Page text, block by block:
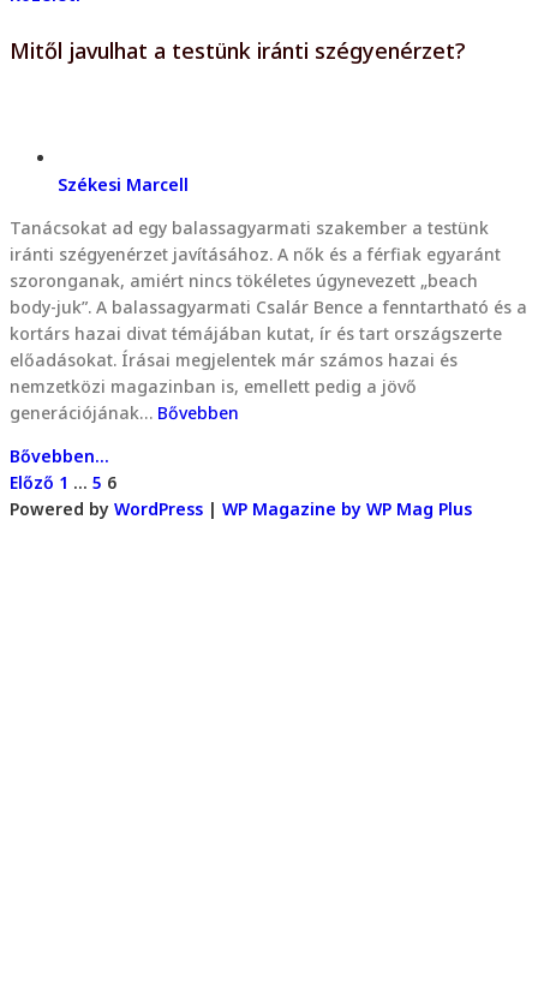
Mitől javulhat a testünk iránti szégyenérzet?
Székesi Marcell
Tanácsokat ad egy balassagyarmati szakember a testünk
iránti szégyenérzet javításához. A nők és a férfiak egyaránt
szoronganak, amiért nincs tökéletes úgynevezett „beach
body-juk”. A balassagyarmati Csalár Bence a fenntartható és a
kortárs hazai divat témájában kutat, ír és tart országszerte
előadásokat. Írásai megjelentek már számos hazai és
nemzetközi magazinban is, emellett pedig a jövő
generációjának… Bővebben
Bővebben...
Bejegyzések
lapozása
Előző 1 … 5 6
Powered by WordPress | WP Magazine by WP Mag Plus